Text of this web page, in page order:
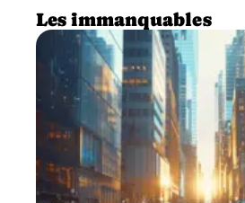
Les immanquables